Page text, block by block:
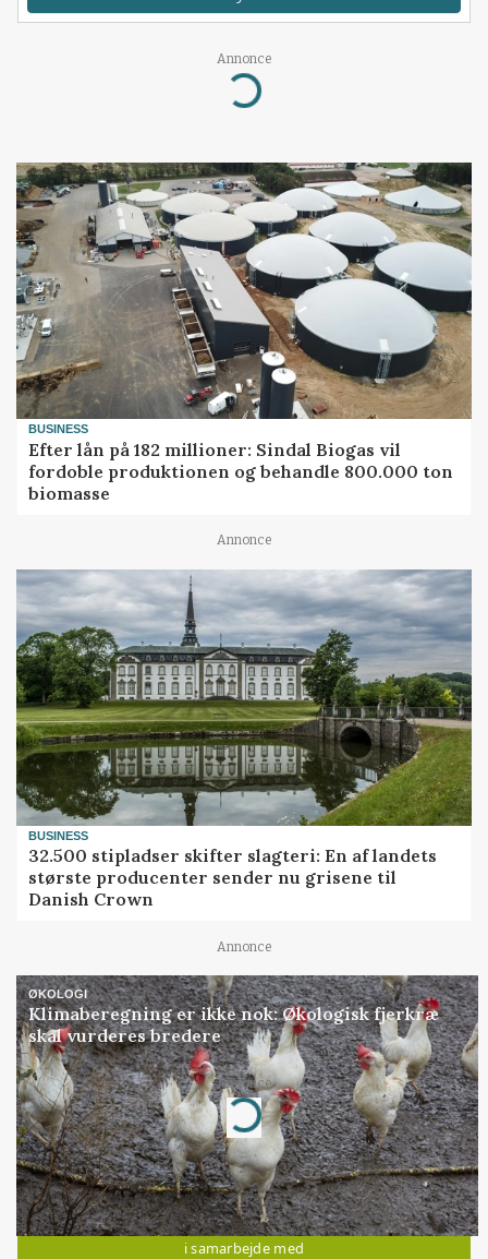
Annonce
Loading...
BUSINESS
Efter lån på 182 millioner: Sindal Biogas vil
fordoble produktionen og behandle 800.000 ton
biomasse
Annonce
BUSINESS
32.500 stipladser skifter slagteri: En af landets
største producenter sender nu grisene til
Danish Crown
Annonce
ØKOLOGI
Klimaberegning er ikke nok: Økologisk fjerkræ
skal vurderes bredere
Annonce
Loading...
Jobs
i samarbejde med